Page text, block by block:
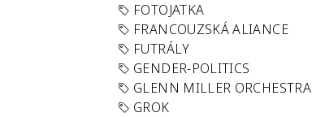
FOTOJATKA
FRANCOUZSKÁ ALIANCE
FUTRÁLY
GENDER-POLITICS
GLENN MILLER ORCHESTRA
GROK